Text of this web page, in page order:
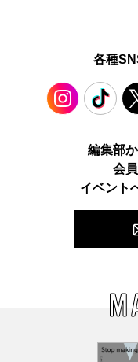
各種
TikTok
編集部
会
イベント